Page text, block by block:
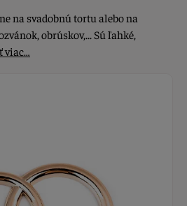
na svadobnú tortu alebo na
obrúskov,... Sú ľahké,
viac…